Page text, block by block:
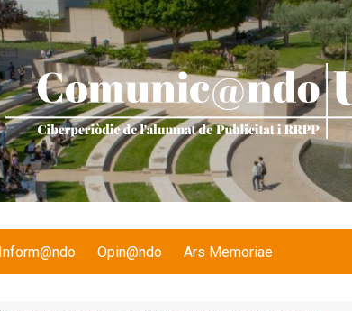
Inform@ndo Opin@ndo Ars Memoriae